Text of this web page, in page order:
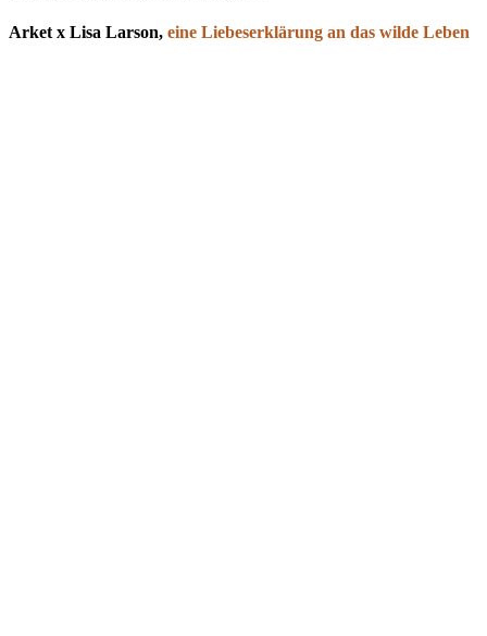
Arket x Lisa Larson, eine Liebeserklärung an das wilde Leben